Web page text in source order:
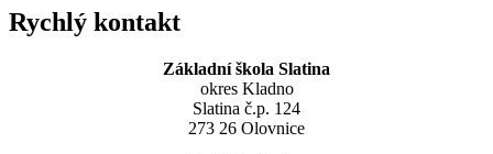
Rychlý kontakt
Základní škola Slatina
okres Kladno
Slatina č.p. 124
273 26 Olovnice